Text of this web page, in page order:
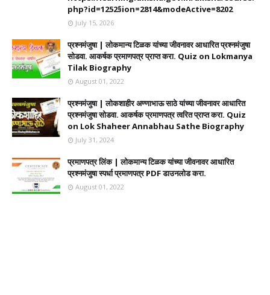
php?id=1252§ion=2814&modeActive=8202
July 15, 2026
प्रश्नमंजुषा | लोकमान्य टिळक यांच्या जीवनावर आधारित प्रश्नमंजुषा
सोडवा. आकर्षक प्रमाणपत्र प्राप्त करा. Quiz on Lokmanya
Tilak Biography
August 01, 2022
प्रश्नमंजुषा | लोकशाहीर अण्णाभाऊ साठे यांच्या जीवनावर आधारित
प्रश्नमंजुषा सोडवा. आकर्षक प्रमाणपत्र त्वरित प्राप्त करा. Quiz
on Lok Shaheer Annabhau Sathe Biography
July 31, 2024
प्रमाणपत्र लिंक | लोकमान्य टिळक यांच्या जीवनावर आधारित
प्रश्नमंजुषा स्पर्धा प्रमाणपत्र PDF डाउनलोड करा.
August 01, 2022